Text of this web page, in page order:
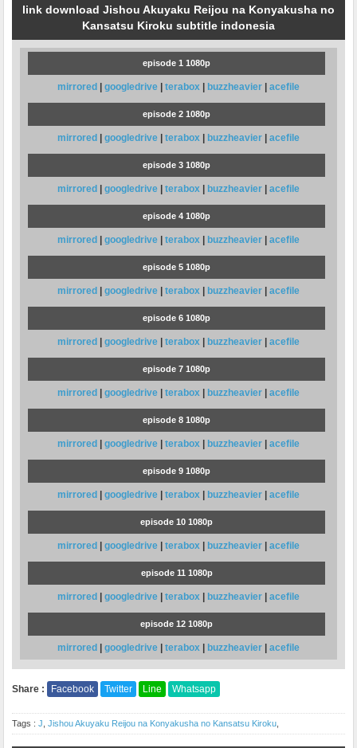
link download Jishou Akuyaku Reijou na Konyakusha no
Kansatsu Kiroku subtitle indonesia
episode 1 1080p
mirrored googledrive terabox buzzheavier acefile
episode 2 1080p
mirrored googledrive terabox buzzheavier acefile
episode 3 1080p
mirrored googledrive terabox buzzheavier acefile
episode 4 1080p
mirrored googledrive terabox buzzheavier acefile
episode 5 1080p
mirrored googledrive terabox buzzheavier acefile
episode 6 1080p
mirrored googledrive terabox buzzheavier acefile
episode 7 1080p
mirrored googledrive terabox buzzheavier acefile
episode 8 1080p
mirrored googledrive terabox buzzheavier acefile
episode 9 1080p
mirrored googledrive terabox buzzheavier acefile
episode 10 1080p
mirrored googledrive terabox buzzheavier acefile
episode 11 1080p
mirrored googledrive terabox buzzheavier acefile
episode 12 1080p
mirrored googledrive terabox buzzheavier acefile
Share : Facebook Twitter Line Whatsapp
Tags :J ,Jishou Akuyaku Reijou na Konyakusha no Kansatsu Kiroku